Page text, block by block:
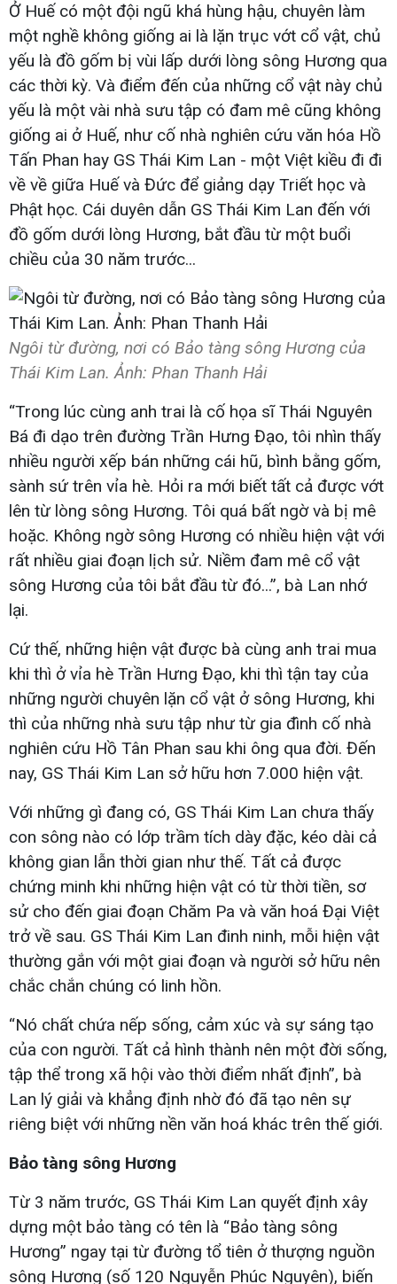
Ở Huế có một đội ngũ khá hùng hậu, chuyên làm
một nghề không giống ai là lặn trục vớt cổ vật, chủ
yếu là đồ gốm bị vùi lấp dưới lòng sông Hương qua
các thời kỳ. Và điểm đến của những cổ vật này chủ
yếu là một vài nhà sưu tập có đam mê cũng không
giống ai ở Huế, như cố nhà nghiên cứu văn hóa Hồ
Tấn Phan hay GS Thái Kim Lan - một Việt kiều đi đi
về về giữa Huế và Đức để giảng dạy Triết học và
Phật học. Cái duyên dẫn GS Thái Kim Lan đến với
đồ gốm dưới lòng Hương, bắt đầu từ một buổi
chiều của 30 năm trước...
Ngôi từ đường, nơi có Bảo tàng sông Hương của
Thái Kim Lan. Ảnh: Phan Thanh Hải
“Trong lúc cùng anh trai là cố họa sĩ Thái Nguyên
Bá đi dạo trên đường Trần Hưng Đạo, tôi nhìn thấy
nhiều người xếp bán những cái hũ, bình bằng gốm,
sành sứ trên vỉa hè. Hỏi ra mới biết tất cả được vớt
lên từ lòng sông Hương. Tôi quá bất ngờ và bị mê
hoặc. Không ngờ sông Hương có nhiều hiện vật với
rất nhiều giai đoạn lịch sử. Niềm đam mê cổ vật
sông Hương của tôi bắt đầu từ đó...”, bà Lan nhớ
lại.
Cứ thế, những hiện vật được bà cùng anh trai mua
khi thì ở vỉa hè Trần Hưng Đạo, khi thì tận tay của
những người chuyên lặn cổ vật ở sông Hương, khi
thì của những nhà sưu tập như từ gia đình cố nhà
nghiên cứu Hồ Tân Phan sau khi ông qua đời. Đến
nay, GS Thái Kim Lan sở hữu hơn 7.000 hiện vật.
Với những gì đang có, GS Thái Kim Lan chưa thấy
con sông nào có lớp trầm tích dày đặc, kéo dài cả
không gian lẫn thời gian như thế. Tất cả được
chứng minh khi những hiện vật có từ thời tiền, sơ
sử cho đến giai đoạn Chăm Pa và văn hoá Đại Việt
trở về sau. GS Thái Kim Lan đinh ninh, mỗi hiện vật
thường gắn với một giai đoạn và người sở hữu nên
chắc chắn chúng có linh hồn.
“Nó chất chứa nếp sống, cảm xúc và sự sáng tạo
của con người. Tất cả hình thành nên một đời sống,
tập thể trong xã hội vào thời điểm nhất định”, bà
Lan lý giải và khẳng định nhờ đó đã tạo nên sự
riêng biệt với những nền văn hoá khác trên thế giới.
Bảo tàng sông Hương
Từ 3 năm trước, GS Thái Kim Lan quyết định xây
dựng một bảo tàng có tên là “Bảo tàng sông
Hương” ngay tại từ đường tổ tiên ở thượng nguồn
sông Hương (số 120 Nguyễn Phúc Nguyên), biến